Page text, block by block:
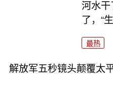
河水干
了，“
最热
解放军五秒镜头颠覆太